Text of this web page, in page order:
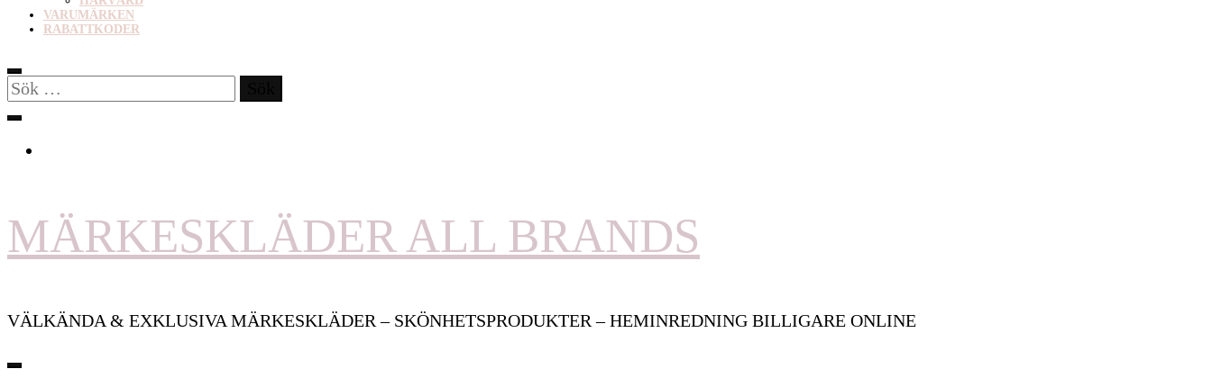
VARUMÄRKEN
RABATTKODER
Sök
efter:
MÄRKESKLÄDER ALL BRANDS
VÄLKÄNDA & EXKLUSIVA MÄRKESKLÄDER – SKÖNHETSPRODUKTER – HEMINREDNING BILLIGARE ONLINE